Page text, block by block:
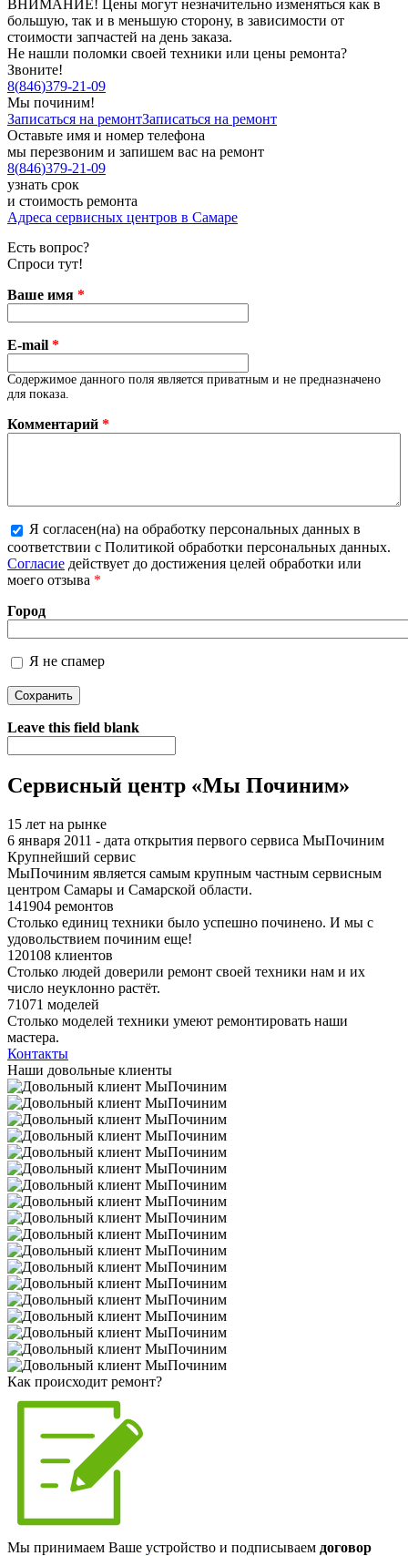
ВНИМАНИЕ! Цены могут незначительно изменяться как в
большую, так и в меньшую сторону, в зависимости от
стоимости запчастей на день заказа.
Не нашли поломки своей техники или цены ремонта?
Звоните!
8(846)379-21-09
Мы починим!
Записаться на ремонтЗаписаться на ремонт
Оставьте имя и номер телефона
мы перезвоним и запишем вас на ремонт
8(846)379-21-09
узнать срок
и стоимость ремонта
Адреса сервисных центров в Самаре
Есть вопрос?
Спроси тут!
Ваше имя *
E-mail *
Содержимое данного поля является приватным и не предназначено
для показа.
Комментарий *
Более подробная информация о текстовых форматах
Я согласен(на) на обработку персональных данных в
соответствии с Политикой обработки персональных данных.
Согласие действует до достижения целей обработки или
моего отзыва *
Город
Я не спамер
Я спамер
Leave this field blank
Сервисный центр «Мы Починим»
15 лет на рынке
6 января 2011 - дата открытия первого сервиса МыПочиним
Крупнейший сервис
МыПочиним является самым крупным частным сервисным
центром Самары и Самарской области.
141904 ремонтов
Столько единиц техники было успешно починено. И мы с
удовольствием починим еще!
120108 клиентов
Столько людей доверили ремонт своей техники нам и их
число неуклонно растёт.
71071 моделей
Столько моделей техники умеют ремонтировать наши
мастера.
Контакты
Наши довольные клиенты
Как происходит ремонт?
Мы принимаем Ваше устройство и подписываем договор